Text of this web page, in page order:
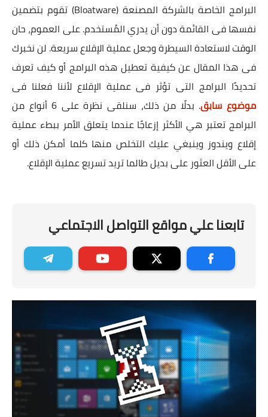
البرامج الخاصة بالشركة المصنعة (Bloatware) تقوم بتضمين
نفسها فى القائمة دون أن يدري المُستخدم. على العموم، حان
الوقت لاستعادة السيطرة وجعل عملية الإقلاع سريعة. لن نخبرك
فى هذا المقال عن كيفية تعطيل هذه البرامج أو كيف تعرف
تحديدًا البرامج التى تؤثر فى عملية الإقلاع لأننا فعلنا فى
موضوع سابق
. بدلًا من ذلك، سنلقى نظرة على 6 أنواع من
البرامج تعتبر هي الأكثر إزعاجًا عندما يتعلق الأمر ببطء عملية
إقلاع ويندوز وينبغي عليك التخلص منها كلما أمكن ذلك أو
على الأقل العثور على بديل طالما تريد تسريع عملية الإقلاع.
تابعنا علي مواقع التواصل الاجتماعي